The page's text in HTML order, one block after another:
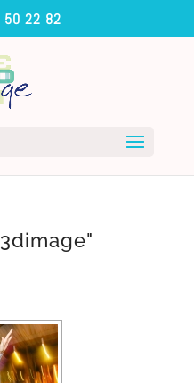
22 82